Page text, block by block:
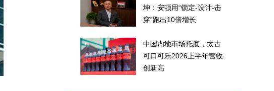
坤：安顿用“锁定-设计-击
穿”跑出10倍增长
中国内地市场托底，太古
可口可乐2026上半年营收
创新高